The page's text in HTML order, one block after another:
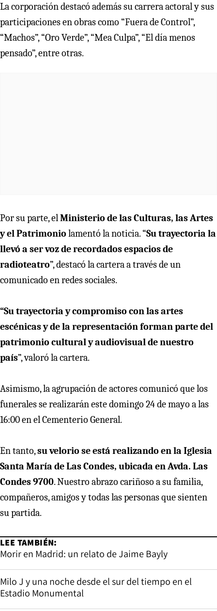
La corporación destacó además su carrera actoral y sus
participaciones en obras como “Fuera de Control”,
“Machos”, “Oro Verde”, “Mea Culpa”, “El día menos
pensado”, entre otras.
Por su parte, elMinisterio de las Culturas, las Artes
y el Patrimonio lamentó la noticia. “Su trayectoria la
llevó a ser voz de recordados espacios de
radioteatro”, destacó la cartera a través de un
comunicado en redes sociales.
“Su trayectoria y compromiso con las artes
escénicas y de la representación forman parte del
patrimonio cultural y audiovisual de nuestro
país”, valoró la cartera.
Asimismo, la agrupación de actores comunicó que los
funerales se realizarán este domingo 24 de mayo a las
16:00 en el Cementerio General.
En tanto,su velorio se está realizando en la Iglesia
Santa María de Las Condes, ubicada en Avda. Las
Condes 9700. Nuestro abrazo cariñoso a su familia,
compañeros, amigos y todas las personas que sienten
su partida.
LEE TAMBIÉN:
Morir en Madrid: un relato de Jaime Bayly
Milo J y una noche desde el sur del tiempo en el
Estadio Monumental